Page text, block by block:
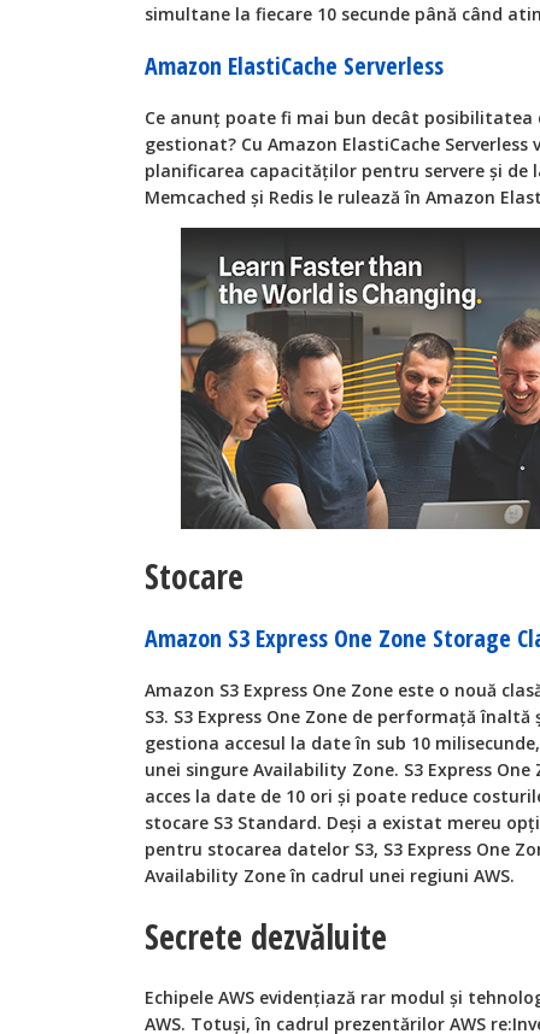
simultane la fiecare 10 secunde până când
Amazon ElastiCache Serverless
Ce anunț poate fi mai bun decât posibilitatea
gestionat? Cu Amazon ElastiCache
planificarea capacităților pentru servere și de
Memcached și Redis le rulează în Amazon
Stocare
Amazon S3 Express One Zone Storage
Amazon S3 Express One Zone este o nouă
S3. S3 Express One Zone de performață
gestiona accesul la date în sub 10
unei singure Availability Zone. S3 Express
acces la date de 10 ori și poate reduce
stocare S3 Standard. Deși a existat mereu
pentru stocarea datelor S3, S3 Express One
Availability Zone în cadrul unei regiuni AWS.
Secrete dezvăluite
Echipele AWS evidențiază rar modul și
AWS. Totuși, în cadrul prezentărilor AWS